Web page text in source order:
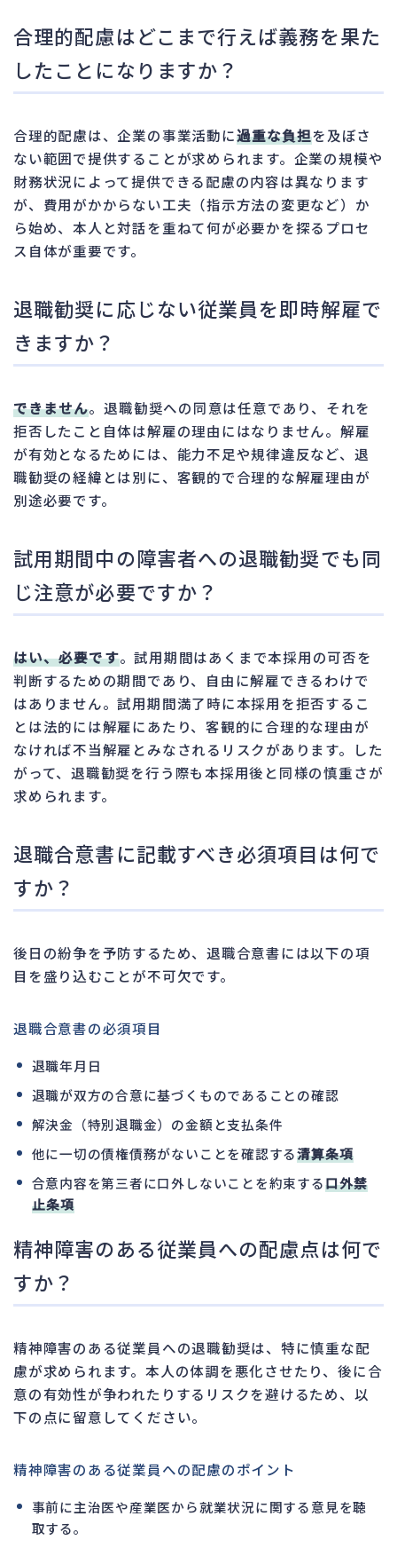
合理的配慮はどこまで行えば義務を果た
したことになりますか？
合理的配慮は、企業の事業活動に過重な負担を及ぼさ
ない範囲で提供することが求められます。企業の規模や
財務状況によって提供できる配慮の内容は異なります
が、費用がかからない工夫（指示方法の変更など）か
ら始め、本人と対話を重ねて何が必要かを探るプロセ
ス自体が重要です。
退職勧奨に応じない従業員を即時解雇で
きますか？
できません。退職勧奨への同意は任意であり、それを
拒否したこと自体は解雇の理由にはなりません。解雇
が有効となるためには、能力不足や規律違反など、退
職勧奨の経緯とは別に、客観的で合理的な解雇理由が
別途必要です。
試用期間中の障害者への退職勧奨でも同
じ注意が必要ですか？
はい、必要です。試用期間はあくまで本採用の可否を
判断するための期間であり、自由に解雇できるわけで
はありません。試用期間満了時に本採用を拒否するこ
とは法的には解雇にあたり、客観的に合理的な理由が
なければ不当解雇とみなされるリスクがあります。した
がって、退職勧奨を行う際も本採用後と同様の慎重さが
求められます。
退職合意書に記載すべき必須項目は何で
すか？
後日の紛争を予防するため、退職合意書には以下の項
目を盛り込むことが不可欠です。
退職合意書の必須項目
退職年月日
退職が双方の合意に基づくものであることの確認
解決金（特別退職金）の金額と支払条件
他に一切の債権債務がないことを確認する清算条項
合意内容を第三者に口外しないことを約束する口外禁
止条項
精神障害のある従業員への配慮点は何で
すか？
精神障害のある従業員への退職勧奨は、特に慎重な配
慮が求められます。本人の体調を悪化させたり、後に合
意の有効性が争われたりするリスクを避けるため、以
下の点に留意してください。
精神障害のある従業員への配慮のポイント
事前に主治医や産業医から就業状況に関する意見を聴
取する。